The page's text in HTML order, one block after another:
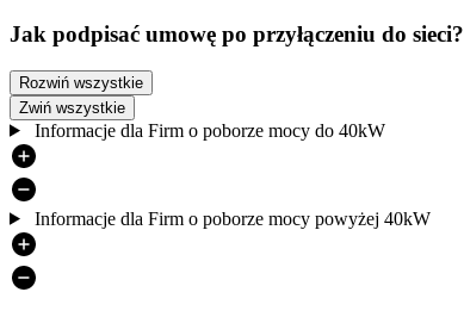
Jak podpisać umowę po przyłączeniu do sieci?
Rozwiń wszystkie
Zwiń wszystkie
Informacje dla Firm o poborze mocy do 40kW
Informacje dla Firm o poborze mocy powyżej 40kW